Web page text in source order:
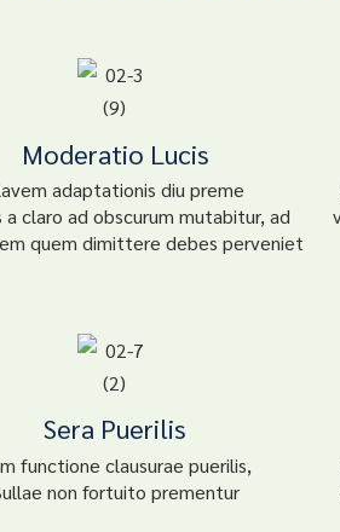
Moderatio Lucis
adaptationis diu preme
a claro ad obscurum mutabitur, ad
quem dimittere debes perveniet
Sera Puerilis
functione clausurae puerilis,
non fortuito prementur